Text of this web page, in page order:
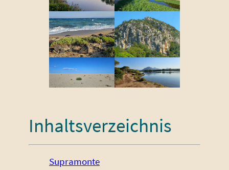
Inhaltsverzeichnis
Supramonte